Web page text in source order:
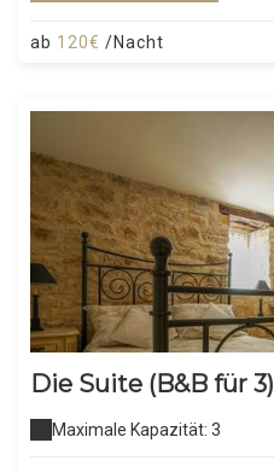
ab 120€ /Nacht
Die Suite (B&B für 3)
Maximale Kapazität: 3